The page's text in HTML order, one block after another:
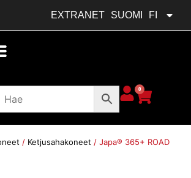
SUOMI FI
POLSKI
PL
EXTRANET
0
/ Ketjusahakoneet / Japa® 365+ ROAD